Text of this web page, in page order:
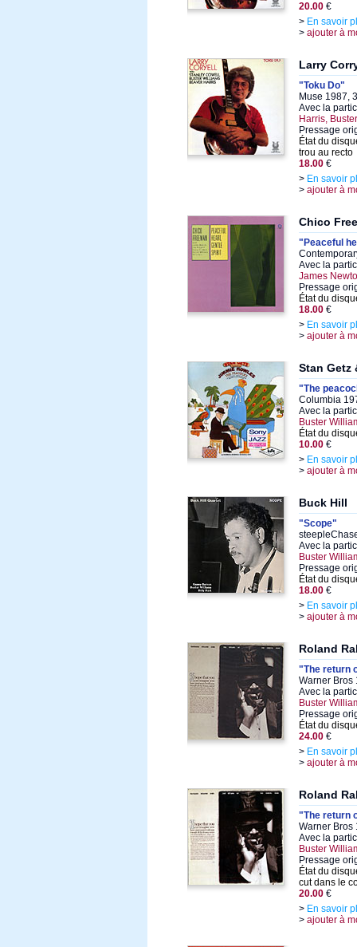
20.00 €
> En savoir
> ajouter à
Larry
"Toku Do"
Muse 1987,
Avec la
Harris,
Pressage
État du
trou au recto
18.00 €
> En savoir
> ajouter à
Chico
"Peaceful
Avec la
James
Pressage
État du
18.00 €
> En savoir
> ajouter à
Stan Getz
"The
Columbia
Avec la
Buster
État du
10.00 €
> En savoir
> ajouter à
Buck Hill
"Scope"
Avec la
Buster
Pressage
État du
18.00 €
> En savoir
> ajouter à
Roland
"The return
Warner Bros
Avec la
Buster
Pressage
État du
24.00 €
> En savoir
> ajouter à
Roland
"The return
Warner Bros
Avec la
Buster
Pressage
État du
cut dans le
20.00 €
> En savoir
> ajouter à